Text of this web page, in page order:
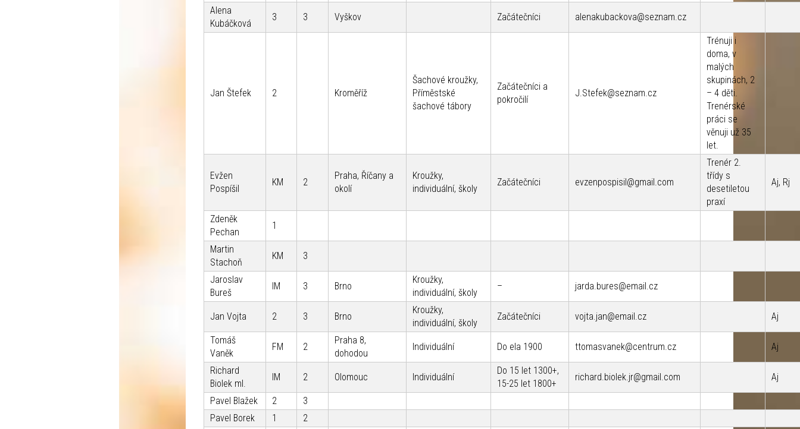
Alena
Kubáčková
3 3 Vyškov Začátečníci alenakubackova@seznam.cz
Jan Štefek 2 Kroměříž
Šachové kroužky,
Příměstské
šachové tábory
Začátečníci a
pokročilí
J.Stefek@seznam.cz
Trénuji i
doma, v
malých
skupinách, 2
– 4 děti.
Trenérské
práci se
věnuji už 35
let.
Evžen
Pospíšil
KM 2
Praha, Říčany a
okolí
Kroužky,
individuální, školy
Začátečníci evzenpospisil@gmail.com
Trenér 2.
třídy s
desetiletou
praxí
Aj, Rj
Zdeněk
Pechan
1
Martin
Stachoň
KM 3
Jaroslav
Bureš
IM 3 Brno
Kroužky,
individuální, školy
– jarda.bures@email.cz
Jan Vojta 2 3 Brno
Kroužky,
individuální, školy
Začátečníci vojta.jan@email.cz Aj
Tomáš
Vaněk
FM 2
Praha 8,
dohodou
Individuální Do ela 1900 ttomasvanek@centrum.cz Aj
Richard
Biolek ml.
IM 2 Olomouc Individuální
Do 15 let 1300+,
15-25 let 1800+
richard.biolek.jr@gmail.com Aj
Pavel Blažek 2
3
Pavel Borek
1 2